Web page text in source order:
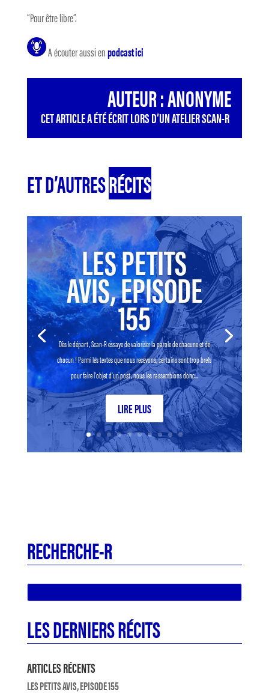
“Pour être libre”.
A écouter aussi enpodcast ici
AUTEUR : ANONYME
CET ARTICLE A ÉTÉ ÉCRIT LORS D’UN ATELIER SCAN-R
ET D’AUTRESRÉCITS
LES PETITS
AVIS, EPISODE
155
Dès le départ, Scan-R essaye de valoriser la parole de chacune et de
chacun ! Parmi les textes que nous recevons, certains sont trop brefs
pour faire l’objet d’un post, nous les rassemblons donc...
LIRE PLUS
RECHERCHE-R
LES DERNIERS RÉCITS
ARTICLES RÉCENTS
LES PETITS AVIS, EPISODE 155